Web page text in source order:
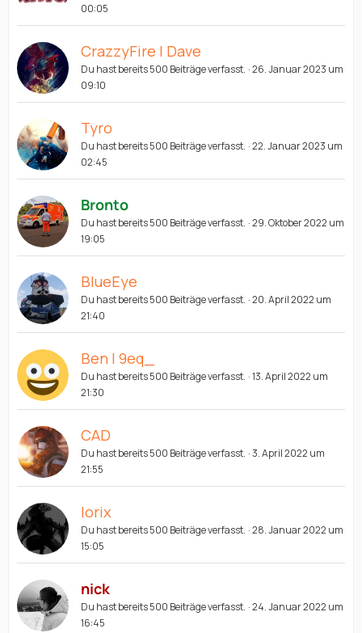
00:05
CrazzyFire | Dave
Du hast bereits 500 Beiträge verfasst. 26. Januar 2023 um
09:10
Tyro
Du hast bereits 500 Beiträge verfasst. 22. Januar 2023 um
02:45
Bronto
Du hast bereits 500 Beiträge verfasst. 29. Oktober 2022 um
19:05
BlueEye
Du hast bereits 500 Beiträge verfasst. 20. April 2022 um
21:40
Ben | 9eq_
Du hast bereits 500 Beiträge verfasst. 13. April 2022 um
21:30
CAD
Du hast bereits 500 Beiträge verfasst. 3. April 2022 um
21:55
lorix
Du hast bereits 500 Beiträge verfasst. 28. Januar 2022 um
15:05
nick
Du hast bereits 500 Beiträge verfasst. 24. Januar 2022 um
16:45